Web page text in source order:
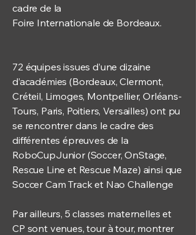
cadre de la
Foire Internationale de Bordeaux.
72 équipes issues d’une dizaine
d’académies (Bordeaux, Clermont,
Créteil, Limoges, Montpellier, Orléans-
Tours, Paris, Poitiers, Versailles) ont pu
se rencontrer dans le cadre des
différentes épreuves de la
RoboCupJunior (Soccer, OnStage,
Rescue Line et Rescue Maze) ainsi que
Soccer Cam Track et Nao Challenge
Par ailleurs, 5 classes maternelles et
CP sont venues, tour à tour, montrer